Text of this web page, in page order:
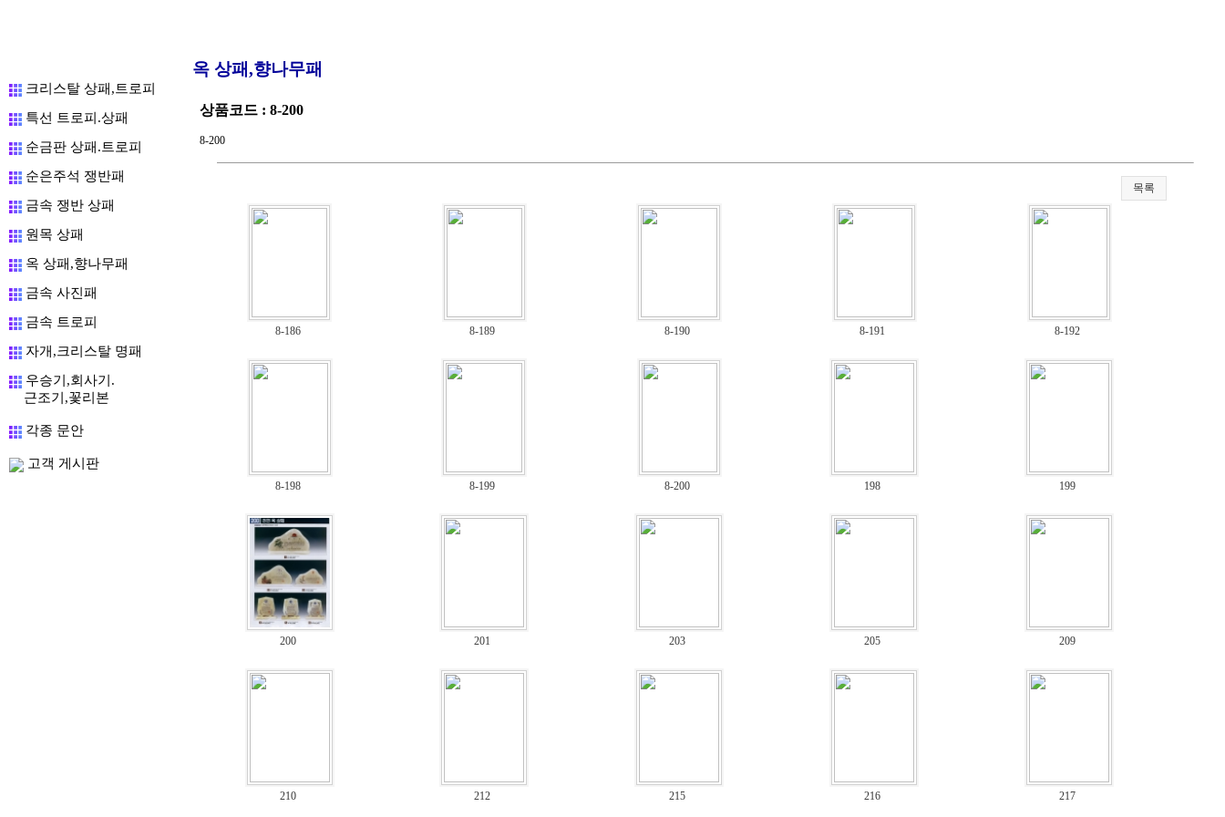
크리스탈 상패,트로피
특선 트로피.상패
순금판 상패.트로피
순은주석 쟁반패
금속 쟁반 상패
원목 상패
옥 상패,향나무패
금속 사진패
금속 트로피
자개,크리스탈 명패
우승기,회사기.
근조기,꽃리본
각종 문안
고객 게시판
옥 상패,향나무패
상품코드 : 8-200
8-200
목록
8-186 8-189 8-190 8-191 8-192
8-198 8-199 8-200 198 199
200 201 203 205 209
210 212 215 216 217